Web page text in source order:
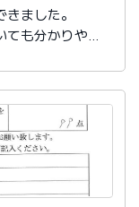
ました。
も分かりやす